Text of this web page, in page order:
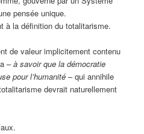
pensée unique.
à la définition du totalitarisme.
de valeur implicitement contenu
–à savoir que la démocratie
pour l’humanité – qui annihile
devrait naturellement